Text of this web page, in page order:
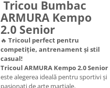
Tricou Bumbac
ARMURA Kempo
2.0 Senior
🔥 Tricoul perfect pentru
competiție, antrenament și stil
casual!
Tricoul ARMURA Kempo 2.0 Senior
este alegerea ideală pentru sportivi și
pasionați de arte marțiale.